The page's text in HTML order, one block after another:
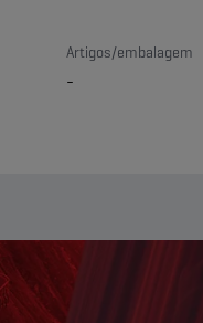
Artigos/embalagem
-